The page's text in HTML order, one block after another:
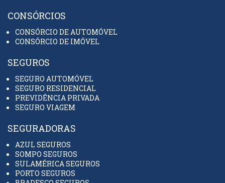
CONSÓRCIOS
CONSÓRCIO DE AUTOMÓVEL
CONSÓRCIO DE IMÓVEL
SEGUROS
SEGURO AUTOMÓVEL
SEGURO RESIDENCIAL
PREVIDÊNCIA PRIVADA
SEGURO VIAGEM
SEGURADORAS
AZUL SEGUROS
SOMPO SEGUROS
SULAMÉRICA SEGUROS
PORTO SEGUROS